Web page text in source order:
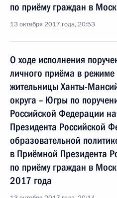
по приёму граждан в
13 октября 2017 года, 20:53
О ходе исполнения
личного приёма в
жительницы Ханты-
округа – Югры по
Российской Федерации
Президента Российской
образовательной
в Приёмной Президента
по приёму граждан в
2017 года